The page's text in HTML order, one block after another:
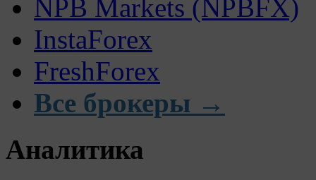
NPB Markets (NPBFX)
InstaForex
FreshForex
Все брокеры →
Аналитика